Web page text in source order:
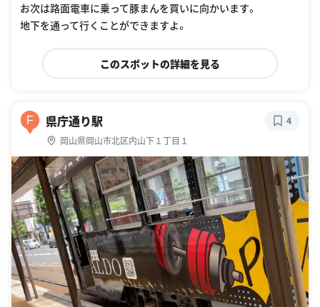
お次は路面電車に乗って豚まんを買いに向かいます。
地下を通って行くことができますよ。
このスポットの詳細を見る
F 県庁通り駅
岡山県岡山市北区内山下１丁目１
4